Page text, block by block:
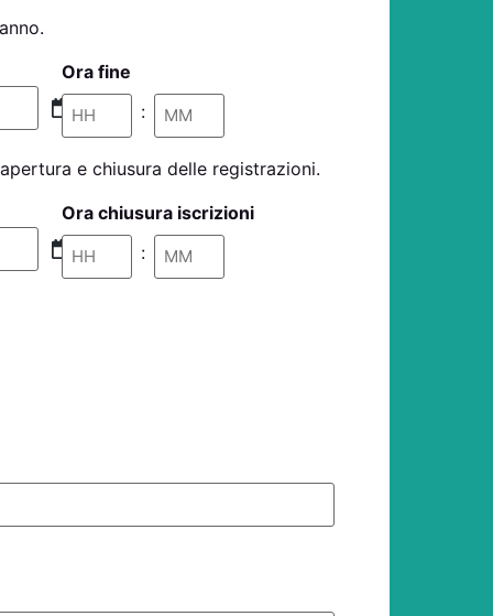
Ora fine
:
e chiusura delle registrazioni.
Ora chiusura iscrizioni
: